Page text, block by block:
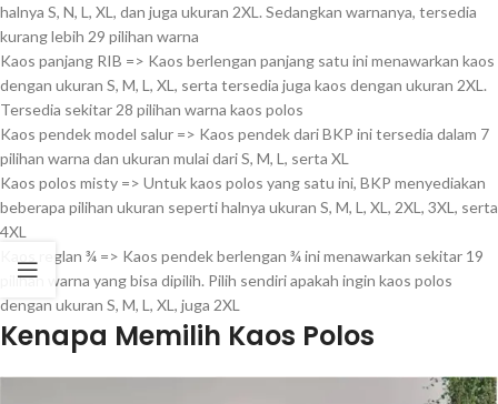
halnya S, N, L, XL, dan juga ukuran 2XL. Sedangkan warnanya, tersedia
kurang lebih 29 pilihan warna
Kaos panjang RIB => Kaos berlengan panjang satu ini menawarkan kaos
dengan ukuran S, M, L, XL, serta tersedia juga kaos dengan ukuran 2XL.
Tersedia sekitar 28 pilihan warna kaos polos
Kaos pendek model salur => Kaos pendek dari BKP ini tersedia dalam 7
pilihan warna dan ukuran mulai dari S, M, L, serta XL
Kaos polos misty => Untuk kaos polos yang satu ini, BKP menyediakan
beberapa pilihan ukuran seperti halnya ukuran S, M, L, XL, 2XL, 3XL, serta
4XL
Kaos reglan ¾ => Kaos pendek berlengan ¾ ini menawarkan sekitar 19
pilihan warna yang bisa dipilih. Pilih sendiri apakah ingin kaos polos
dengan ukuran S, M, L, XL, juga 2XL
Kenapa Memilih Kaos Polos